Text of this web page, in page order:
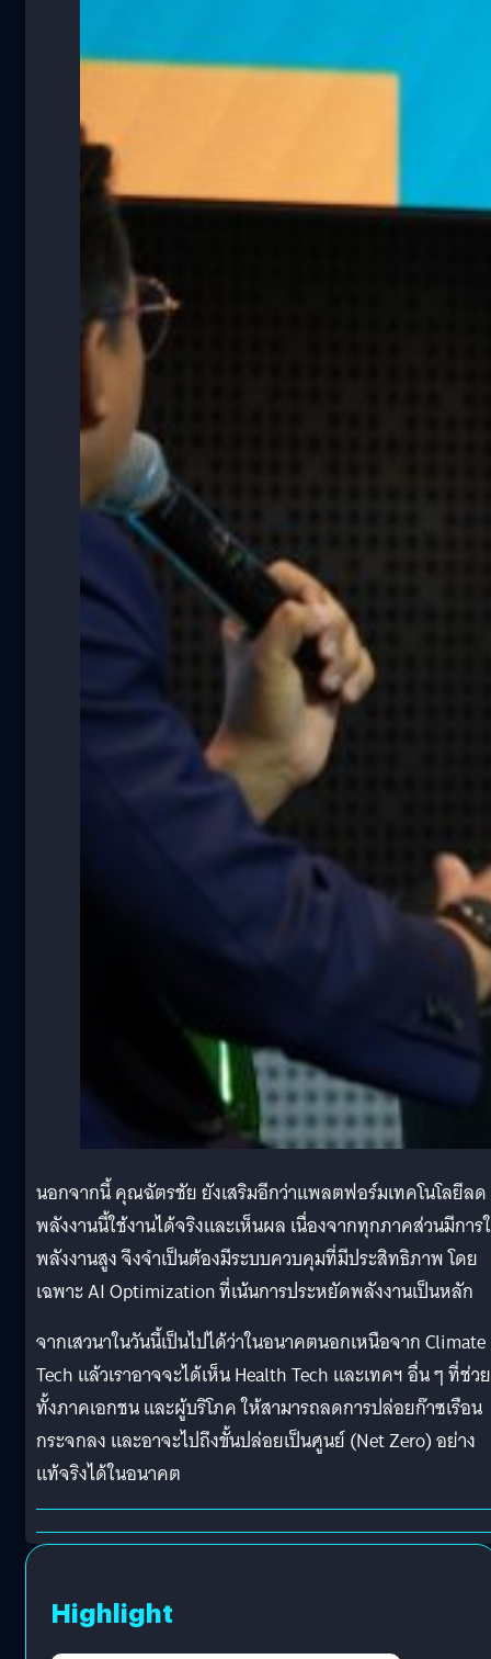
นอกจากนี้ คุณฉัตรชัย ยังเสริมอีกว่าแพลตฟอร์มเทคโนโลยีลด
พลังงานนี้ใช้งานได้จริงและเห็นผล เนื่องจากทุกภาคส่วนมีการ
พลังงานสูง จึงจำเป็นต้องมีระบบควบคุมที่มีประสิทธิภาพ โดย
เฉพาะ AI Optimization ที่เน้นการประหยัดพลังงานเป็นหลัก
จากเสวนาในวันนี้เป็นไปได้ว่าในอนาคตนอกเหนือจาก Climate
Tech แล้วเราอาจจะได้เห็น Health Tech และเทคฯ อื่น ๆ ที่ช่วย
ทั้งภาคเอกชน และผู้บริโภค ให้สามารถลดการปล่อยก๊าซเรือน
กระจกลง และอาจะไปถึงขั้นปล่อยเป็นศูนย์ (Net Zero) อย่าง
แท้จริงได้ในอนาคต
Highlight